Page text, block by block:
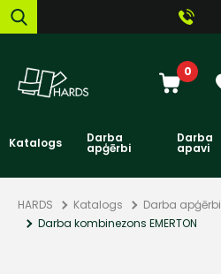
0
Katalogs Darba
apģērbi
Darba
apavi
HARDS Katalogs Darba apģērbi
Darba kombinezons EMERTON